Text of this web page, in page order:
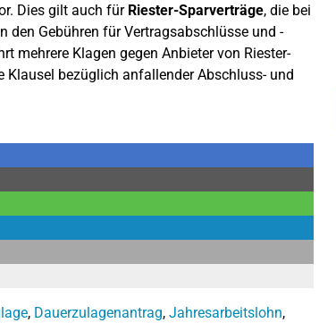
Dies gilt auch für Riester-Sparverträge, die bei
den Gebühren für Vertragsabschlüsse und -
mehrere Klagen gegen Anbieter von Riester-
bezüglich anfallender Abschluss- und
, Dauerzulagenantrag, Jahresarbeitslohn,